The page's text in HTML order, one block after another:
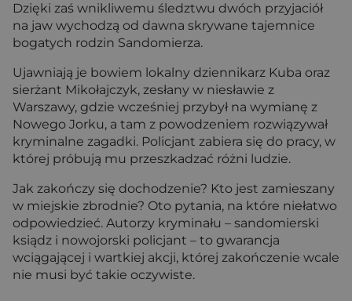
Dzięki zaś wnikliwemu śledztwu dwóch przyjaciół
na jaw wychodzą od dawna skrywane tajemnice
bogatych rodzin Sandomierza.
Ujawniają je bowiem lokalny dziennikarz Kuba oraz
sierżant Mikołajczyk, zesłany w niesławie z
Warszawy, gdzie wcześniej przybył na wymianę z
Nowego Jorku, a tam z powodzeniem rozwiązywał
kryminalne zagadki. Policjant zabiera się do pracy, w
której próbują mu przeszkadzać różni ludzie.
Jak zakończy się dochodzenie? Kto jest zamieszany
w miejskie zbrodnie? Oto pytania, na które niełatwo
odpowiedzieć. Autorzy kryminału – sandomierski
ksiądz i nowojorski policjant – to gwarancja
wciągającej i wartkiej akcji, której zakończenie wcale
nie musi być takie oczywiste.